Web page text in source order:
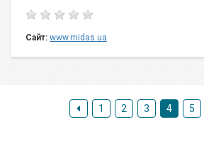
Сайт: www.midas.ua
1 2 3 4 5